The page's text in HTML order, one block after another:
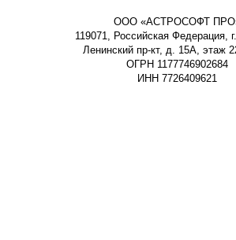
ООО «АСТРОСОФТ
119071, Российская Федерация,
Ленинский пр-кт, д. 15А, этаж
ОГРН 1177746902684
ИНН 7726409621